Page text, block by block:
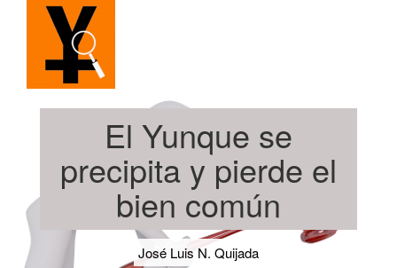
El Yunque se
precipita y pierde el
bien común
José Luis N. Quijada